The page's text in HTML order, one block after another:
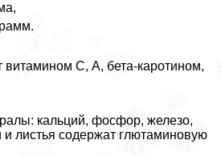
витамином С, А, бета-каротином,
кальций, фосфор, железо,
и листья содержат глютаминовую